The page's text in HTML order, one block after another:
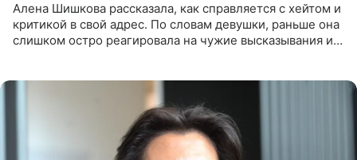
Алена Шишкова рассказала, как справляется с хейтом и
критикой в свой адрес. По словам девушки, раньше она
слишком остро реагировала на чужие высказывания и